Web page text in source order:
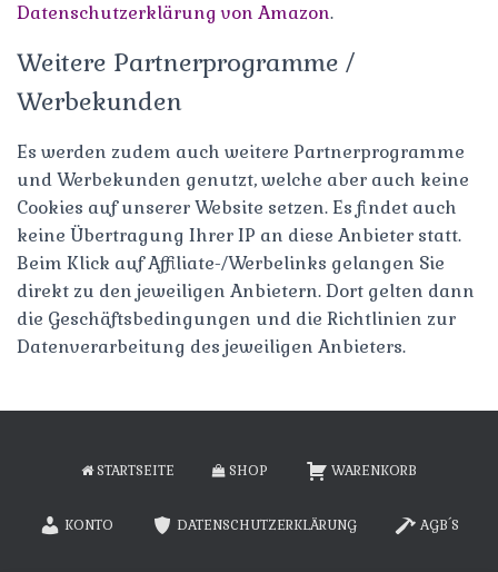
Datenschutzerklärung von Amazon.
Weitere Partnerprogramme /
Werbekunden
Es werden zudem auch weitere Partnerprogramme
und Werbekunden genutzt, welche aber auch keine
Cookies auf unserer Website setzen. Es findet auch
keine Übertragung Ihrer IP an diese Anbieter statt.
Beim Klick auf Affiliate-/Werbelinks gelangen Sie
direkt zu den jeweiligen Anbietern. Dort gelten dann
die Geschäftsbedingungen und die Richtlinien zur
Datenverarbeitung des jeweiligen Anbieters.
STARTSEITE SHOP WARENKORB
KONTO DATENSCHUTZERKLÄRUNG AGB´S